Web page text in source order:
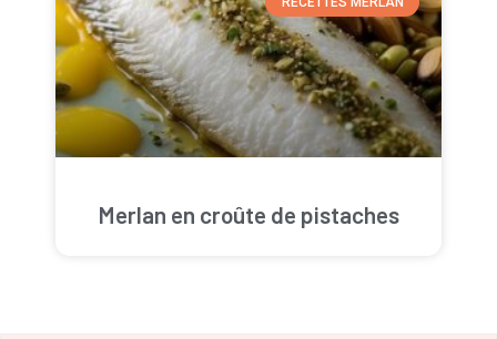
Merlan en croûte de pistaches